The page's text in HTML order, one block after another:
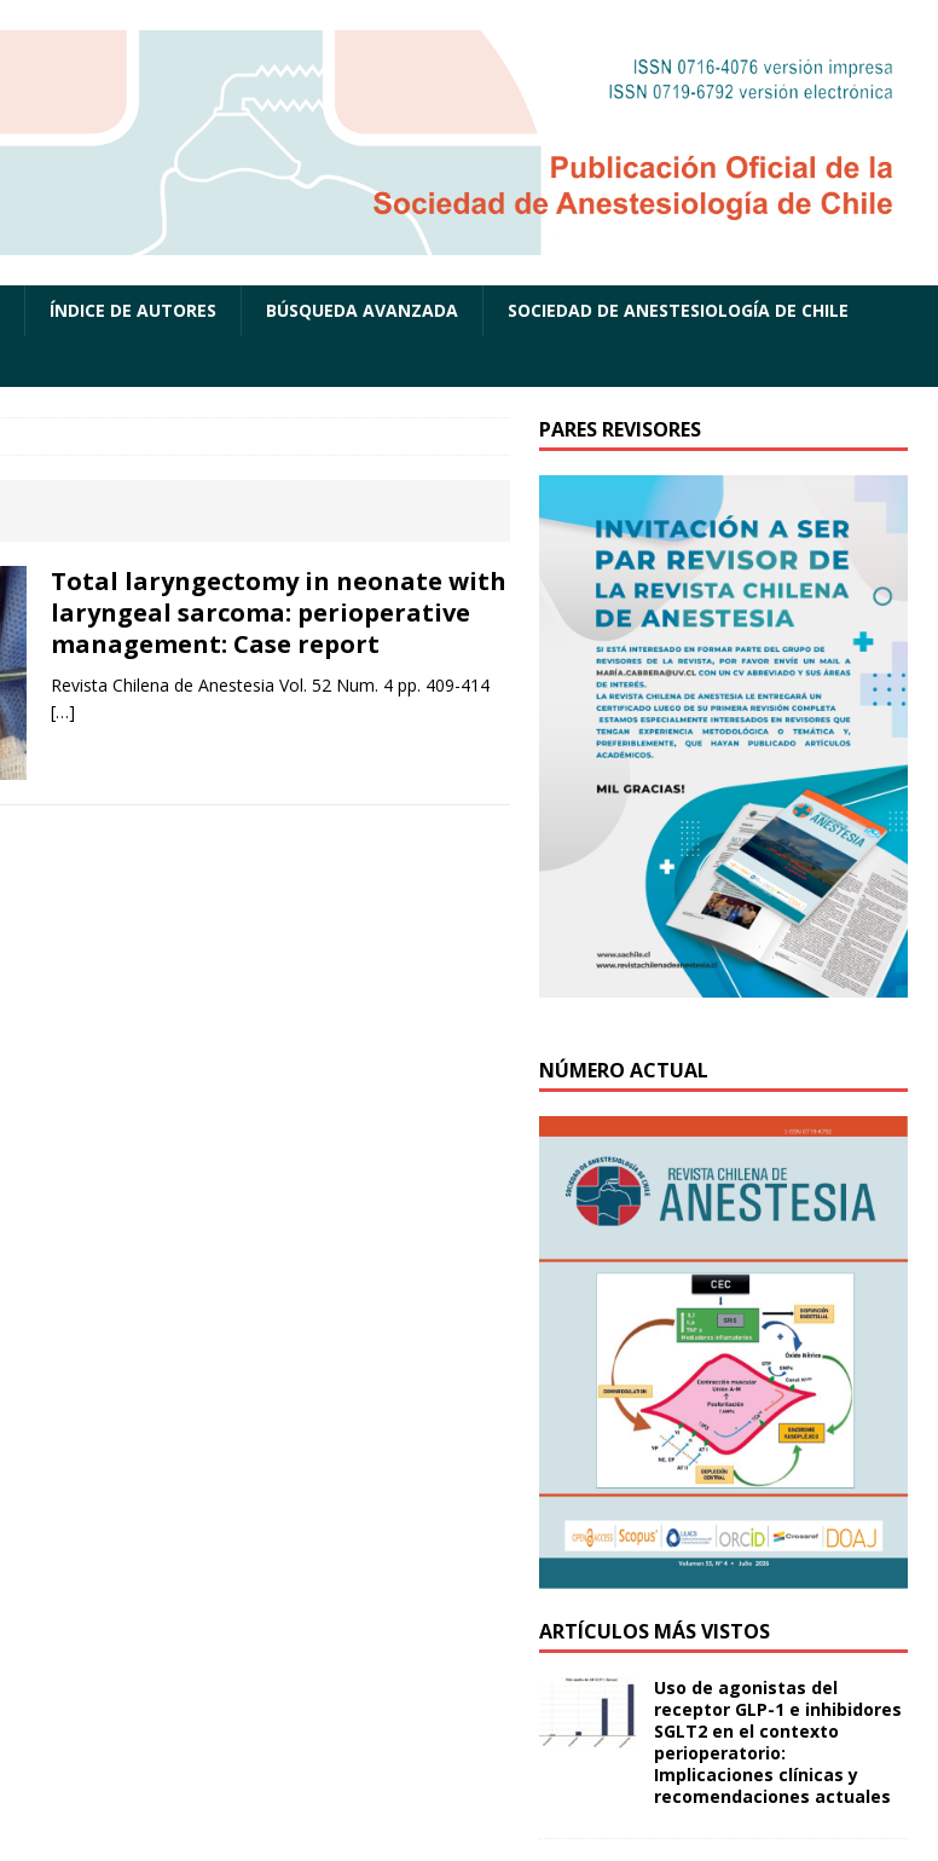
ÍNDICE DE AUTORES BÚSQUEDA AVANZADA SOCIEDAD DE ANESTESIOLOGÍA DE CHILE
Total laryngectomy in neonate with
laryngeal sarcoma: perioperative
management: Case report
Revista Chilena de Anestesia Vol. 52 Num. 4 pp. 409-414
[…]
PARES REVISORES
NÚMERO ACTUAL
ARTÍCULOS MÁS VISTOS
Uso de agonistas del
receptor GLP-1 e inhibidores
SGLT2 en el contexto
perioperatorio:
Implicaciones clínicas y
recomendaciones actuales